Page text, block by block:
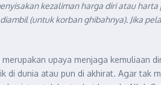
kezaliman harga diri atau
(untuk korban ghibahnya). Jika
upaya menjaga kemuliaan
di dunia atau pun di akhirat. Agar